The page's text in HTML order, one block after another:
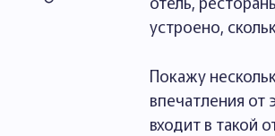
устроено,
Покажу
впечатления от
входит в такой